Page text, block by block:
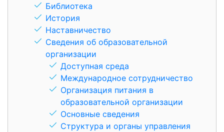
Библиотека
История
Наставничество
Сведения об образовательной
организации
Доступная среда
Международное сотрудничество
Организация питания в
образовательной организации
Основные сведения
Структура и органы управления